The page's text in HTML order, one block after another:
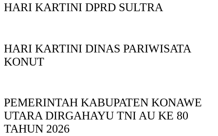
HARI KARTINI DPRD SULTRA
HARI KARTINI DINAS PARIWISATA
KONUT
PEMERINTAH KABUPATEN KONAWE
UTARA DIRGAHAYU TNI AU KE 80
TAHUN 2026